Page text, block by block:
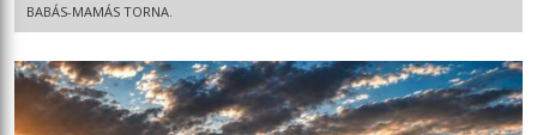
BABÁS-MAMÁS TORNA.